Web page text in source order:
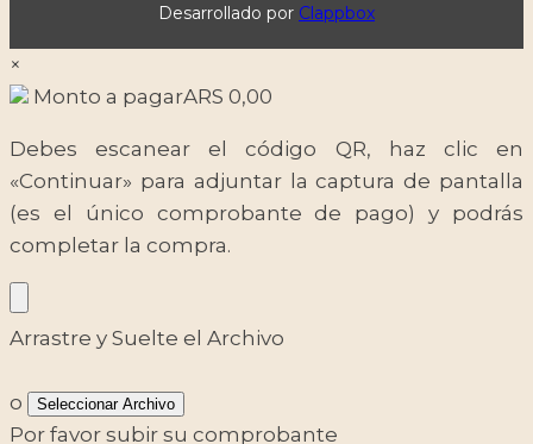
Desarrollado por Clappbox
×
Monto a pagarARS 0,00
Debes escanear el código QR, haz clic en
«Continuar» para adjuntar la captura de pantalla
(es el único comprobante de pago) y podrás
completar la compra.
Arrastre y Suelte el Archivo
o Seleccionar Archivo
Por favor subir su comprobante